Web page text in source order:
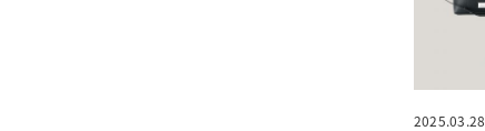
2025.03.28